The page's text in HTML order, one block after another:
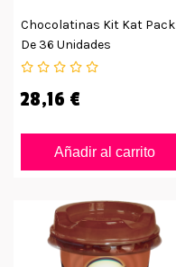
Chocolatinas Kit Kat Pack
De 36 Unidades
28,16 €
Añadir al carrito